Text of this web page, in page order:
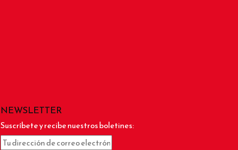
NEWSLETTER
Suscríbete y recibe nuestros boletines: